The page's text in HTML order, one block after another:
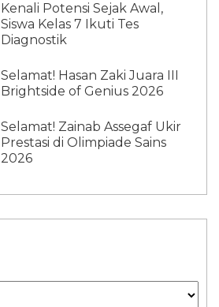
Kenali Potensi Sejak Awal,
Siswa Kelas 7 Ikuti Tes
Diagnostik
Selamat! Hasan Zaki Juara III
Brightside of Genius 2026
Selamat! Zainab Assegaf Ukir
Prestasi di Olimpiade Sains
2026